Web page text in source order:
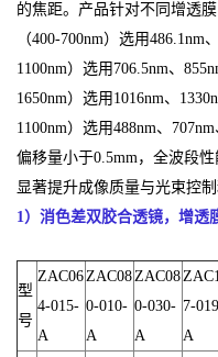
的焦距。产品针对不同增透
（400-700nm）选用486.1nm
1100nm）选用706.5nm、
1650nm）选用1016nm、
1100nm）选用488nm、
偏移量小于0.5mm，全波段
显著提升成像质量与光束控制
1）消色差双胶合透镜，增透
型
号
ZAC06
4-015-
A
ZAC08
0-010-
A
ZAC08
0-030-
A
7-
A